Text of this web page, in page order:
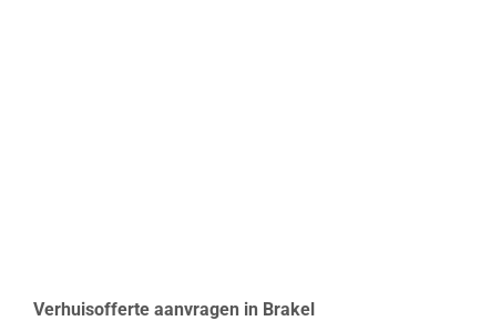
Verhuisofferte aanvragen in Brakel